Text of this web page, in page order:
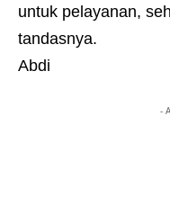
untuk pelayanan,
tandasnya.
Abdi
-